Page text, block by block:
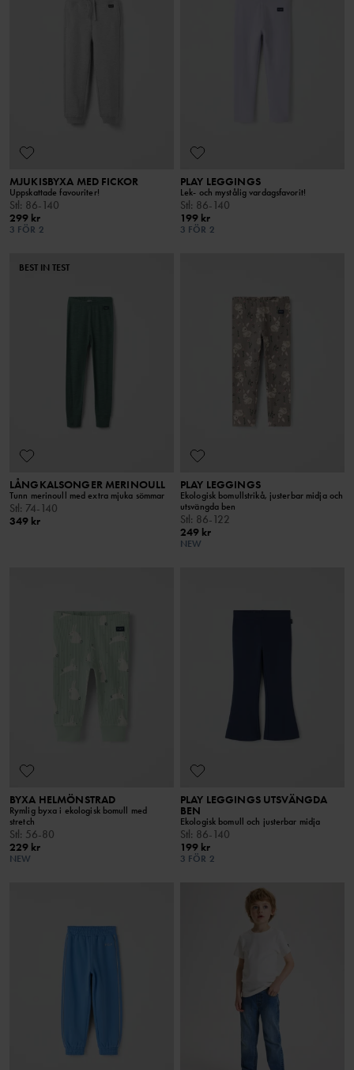
MJUKISBYXA MED FICKOR
Uppskattade favouriter!
Stl: 86-140
299 kr
3 FÖR 2
PLAY LEGGINGS
Lek- och mystålig vardagsfavorit!
Stl: 86-140
199 kr
3 FÖR 2
BEST IN TEST
LÅNGKALSONGER MERINOULL
Tunn merinoull med extra mjuka sömmar
Stl : 74-140
349 kr
PLAY LEGGINGS
Ekologisk bomullstrikå, justerbar midja och
utsvängda ben
Stl : 86-122
249 kr
NEW
BYXA HELMÖNSTRAD
Rymlig byxa i ekologisk bomull med
stretch
Stl: 56-80
229 kr
NEW
PLAY LEGGINGS UTSVÄNGDA
BEN
Ekologisk bomull och justerbar midja
Stl: 86-140
199 kr
3 FÖR 2